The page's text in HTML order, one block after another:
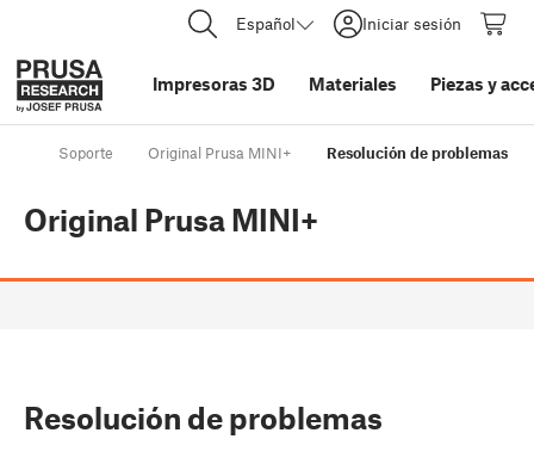
Español Iniciar sesión
Impresoras 3D Materiales Piezas y
Soporte Original Prusa MINI+ Resolución de problemas
Original Prusa MINI+
Resolución de problemas